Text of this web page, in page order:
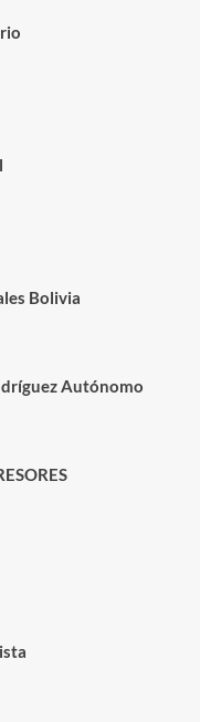
Bolivia
Autónomo